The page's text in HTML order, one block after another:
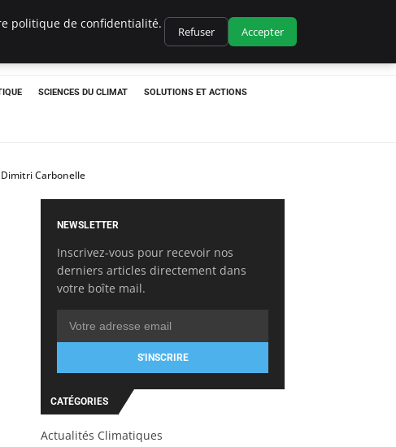
SCIENCES DU CLIMAT SOLUTIONS ET ACTIONS
Carbonelle
NEWSLETTER
Inscrivez-vous pour recevoir nos
derniers articles directement dans
votre boîte mail.
S'INSCRIRE
CATÉGORIES
Actualités Climatiques
politique de confidentialité.
Refuser Accepter